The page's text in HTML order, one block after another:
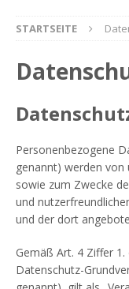
STARTSEITE
Personenbezogene
genannt) werden
sowie zum Zwecke
und
und der dort
Gemäß Art. 4 Ziffer
Datenschutz-